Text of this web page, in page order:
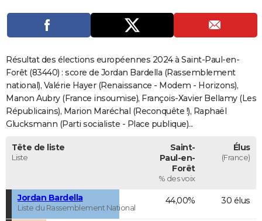
COPAINS D'AVANT
AVIS DE DÉCÈS
FORUM
Bricolage
Lifestyle
Culture
Sport
Auto
Television
Voyage
Cinema
Résultat des élections européennes 2024 à Saint-Paul-en-
Forêt (83440) : score de Jordan Bardella (Rassemblement
national), Valérie Hayer (Renaissance - Modem - Horizons),
Manon Aubry (France insoumise), François-Xavier Bellamy (Les
Républicains), Marion Maréchal (Reconquête !), Raphaël
Glucksmann (Parti socialiste - Place publique)...
Tête de liste
Liste
Saint-
Paul-en-
Forêt
% des voix
Élus
(France)
Jordan Bardella
Liste du Rassemblement National
44,00% 30 élus